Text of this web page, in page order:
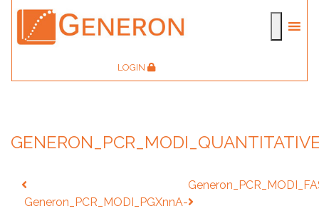
LOGIN
Navigazione
articoli
Generon_PCR_MODI_PGXnnA-